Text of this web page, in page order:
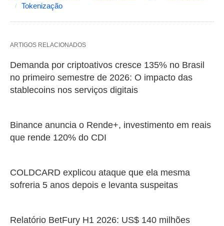
Tokenização
ARTIGOS RELACIONADOS
Demanda por criptoativos cresce 135% no Brasil
no primeiro semestre de 2026: O impacto das
stablecoins nos serviços digitais
Binance anuncia o Rende+, investimento em reais
que rende 120% do CDI
COLDCARD explicou ataque que ela mesma
sofreria 5 anos depois e levanta suspeitas
Relatório BetFury H1 2026: US$ 140 milhões